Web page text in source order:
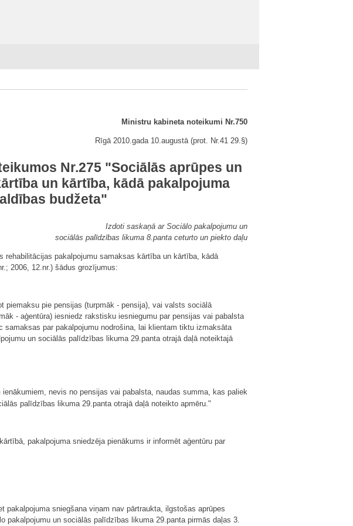
Ministru kabineta noteikumi Nr.750
Rīgā 2010.gada 10.augustā (prot. Nr.41 29.§)
Nr.275 "Sociālās aprūpes un
un kārtība, kādā pakalpojuma
budžeta"
Izdoti saskaņā ar Sociālo pakalpojumu un
sociālās palīdzības likuma 8.panta ceturto un piekto daļu
rehabilitācijas pakalpojumu samaksas kārtība un kārtība, kādā
2006, 12.nr.) šādus grozījumus:
pie pensijas (turpmāk - pensija), vai valsts sociālā
- aģentūra) iesniedz rakstisku iesniegumu par pensijas vai pabalsta
par pakalpojumu nodrošina, lai klientam tiktu izmaksāta
un sociālās palīdzības likuma 29.panta otrajā daļā noteiktajā
nevis no pensijas vai pabalsta, naudas summa, kas paliek
palīdzības likuma 29.panta otrajā daļā noteikto apmēru."
pakalpojuma sniedzēja pienākums ir informēt aģentūru par
sniegšana viņam nav pārtraukta, ilgstošas aprūpes
un sociālās palīdzības likuma 29.panta pirmās daļas 3.